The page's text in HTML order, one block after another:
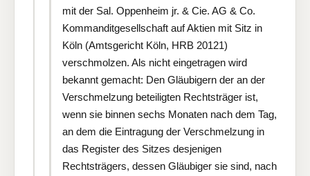
mit der Sal. Oppenheim jr. & Cie. AG & Co.
Kommanditgesellschaft auf Aktien mit Sitz in
Köln (Amtsgericht Köln, HRB 20121)
verschmolzen. Als nicht eingetragen wird
bekannt gemacht: Den Gläubigern der an der
Verschmelzung beteiligten Rechtsträger ist,
wenn sie binnen sechs Monaten nach dem Tag,
an dem die Eintragung der Verschmelzung in
das Register des Sitzes desjenigen
Rechtsträgers, dessen Gläubiger sie sind, nach